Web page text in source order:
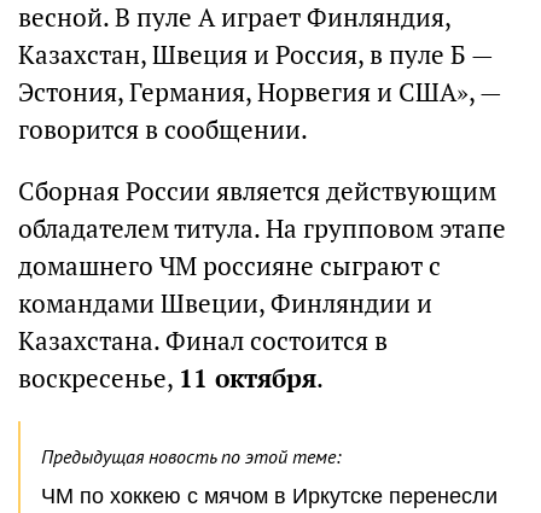
весной. В пуле А играет Финляндия,
Казахстан, Швеция и Россия, в пуле Б —
Эстония, Германия, Норвегия и США», —
говорится в сообщении.
Сборная России является действующим
обладателем титула. На групповом этапе
домашнего ЧМ россияне сыграют с
командами Швеции, Финляндии и
Казахстана. Финал состоится в
воскресенье, 11 октября.
Предыдущая новость по этой теме:
ЧМ по хоккею с мячом в Иркутске перенесли